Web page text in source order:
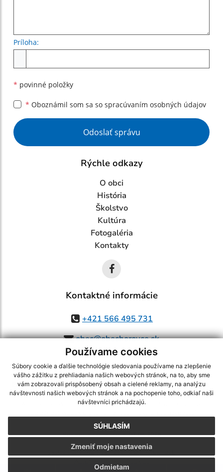
Používame cookies
Súbory cookie a ďalšie technológie sledovania používame na zlepšenie
vášho zážitku z prehliadania našich webových stránok, na to, aby sme
vám zobrazovali prispôsobený obsah a cielené reklamy, na analýzu
návštevnosti našich webových stránok a na pochopenie toho, odkiaľ naši
návštevníci prichádzajú.
SÚHLASÍM
Odmietam
Zmeniť moje nastavenia
Príloha:
* povinné položky
* Oboznámil som sa so spracúvaním osobných údajov
Google reCaptcha Response
Odoslať správu
Rýchle odkazy
O obci
História
Školstvo
Kultúra
Fotogaléria
Kontakty
Kontaktné informácie
+421 566 495 731
obec@obechorovce.sk
využite možnosť získavania aktuálnych informácií s využitím RSS
CMS systém (redakčný) systém ECHELON 2,Mapa stránok,web portál
webex.digital, s.r.o.,domény,registrácia domény
Posledná aktualizácia:07.08.2026
Vytlačiť stránku|Vyhlásenie o prístupnosti